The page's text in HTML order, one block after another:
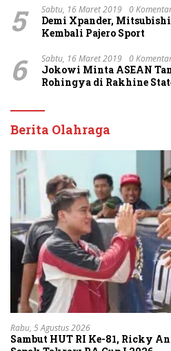
5 Sabtu, 16 Maret 2019 0
Demi Xpander,
Kembali Pajero Sport
6 Sabtu, 16 Maret 2019 0
Jokowi Minta ASEAN
Rohingya di Rakhine
Berita Olahraga
Rabu, 5 Agustus 2026
Sambut HUT RI Ke-81, Ricky